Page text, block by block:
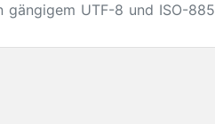
gängigem UTF-8 und ISO-